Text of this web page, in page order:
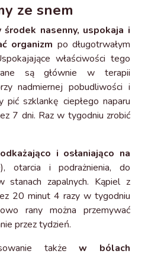
ze snem
środek nasenny, uspokaja i
organizm po długotrwałym
właściwości tego
są głównie w terapii
nadmiernej pobudliwości i
pić szklankę ciepłego naparu
7 dni. Raz w tygodniu zrobić
i osłaniająco na
otarcia i podrażnienia, do
stanach zapalnych. Kąpiel z
20 minut 4 razy w tygodniu
rany można przemywać
przez tydzień.
takżew bólach